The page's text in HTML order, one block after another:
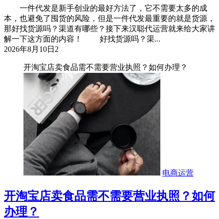
一件代发是新手创业的最好方法了，它不需要太多的成
本，也避免了囤货的风险，但是一件代发最重要的就是货源，
那好找货源吗？渠道有哪些？接下来汉聪代运营就来给大家讲
解一下这方面的内容！ 好找货源吗？渠...
2026年8月10日 2
开淘宝店卖食品需不需要营业执照？如何办理？
电商运营
开淘宝店卖食品需不需要营业执照？如何
办理？